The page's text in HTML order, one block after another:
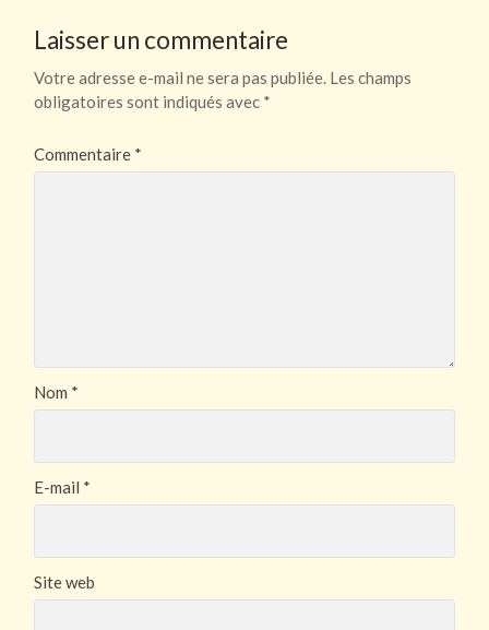
Laisser un commentaire
Votre adresse e-mail ne sera pas publiée. Les champs
obligatoires sont indiqués avec *
Commentaire *
Nom *
E-mail *
Site web